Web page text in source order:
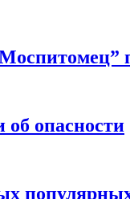
опасности